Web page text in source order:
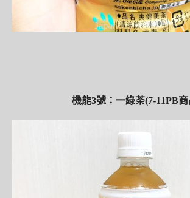
機能3號：一綠茶(7-11PB